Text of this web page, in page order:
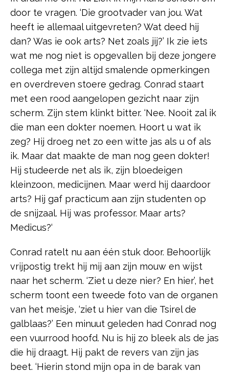
door te vragen. ‘Die grootvader van jou. Wat
heeft ie allemaal uitgevreten? Wat deed hij
dan? Was ie ook arts? Net zoals jij?’ Ik zie iets
wat me nog niet is opgevallen bij deze jongere
collega met zijn altijd smalende opmerkingen
en overdreven stoere gedrag. Conrad staart
met een rood aangelopen gezicht naar zijn
scherm. Zijn stem klinkt bitter. ‘Nee. Nooit zal ik
die man een dokter noemen. Hoort u wat ik
zeg? Hij droeg net zo een witte jas als u of als
ik. Maar dat maakte de man nog geen dokter!
Hij studeerde net als ik, zijn bloedeigen
kleinzoon, medicijnen. Maar werd hij daardoor
arts? Hij gaf practicum aan zijn studenten op
de snijzaal. Hij was professor. Maar arts?
Medicus?‘
Conrad ratelt nu aan één stuk door. Behoorlijk
vrijpostig trekt hij mij aan zijn mouw en wijst
naar het scherm. ‘Ziet u deze nier? En hier’, het
scherm toont een tweede foto van de organen
van het meisje, ‘ziet u hier van die Tsirel de
galblaas?’ Een minuut geleden had Conrad nog
een vuurrood hoofd. Nu is hij zo bleek als de jas
die hij draagt. Hij pakt de revers van zijn jas
beet. ‘Hierin stond mijn opa in de barak van